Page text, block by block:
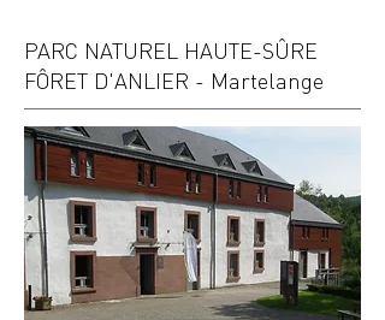
PARC NATUREL HAUTE-SÛRE
FÔRET D'ANLIER - Martelange